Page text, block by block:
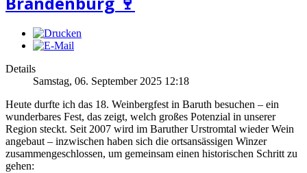
Details
Samstag, 06. September 2025 12:18
Heute durfte ich das 18. Weinbergfest in Baruth besuchen – ein
wunderbares Fest, das zeigt, welch großes Potenzial in unserer
Region steckt. Seit 2007 wird im Baruther Urstromtal wieder Wein
angebaut – inzwischen haben sich die ortsansässigen Winzer
zusammengeschlossen, um gemeinsam einen historischen Schritt zu
gehen: